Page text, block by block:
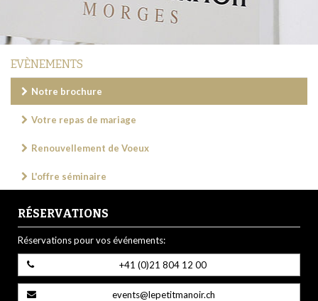
RÉSERVATIONS
Réservations pour vos événements:
+41 (0)21 804 12 00
events@lepetitmanoir.ch
EVÈNEMENTS
Notre brochure
Votre repas de mariage
Renouvellement de Voeux
L'offre séminaire